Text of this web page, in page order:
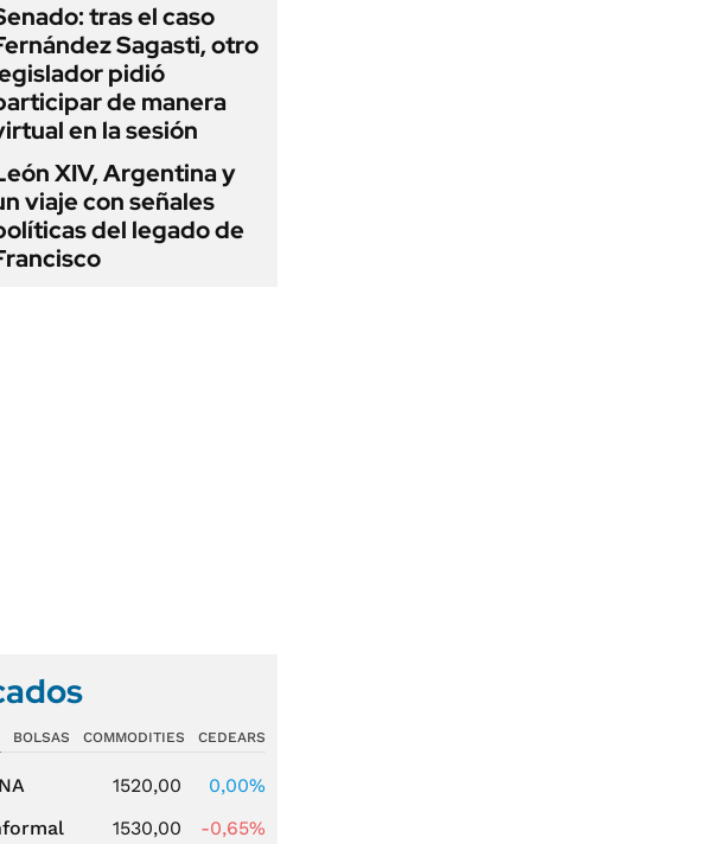
tras el caso
Sagasti, otro
pidió
de manera
en la sesión
XIV, Argentina y
viaje con señales
del legado de
BOLSAS COMMODITIES CEDEARS
1520,00
0,00%
1530,00
-0,65%